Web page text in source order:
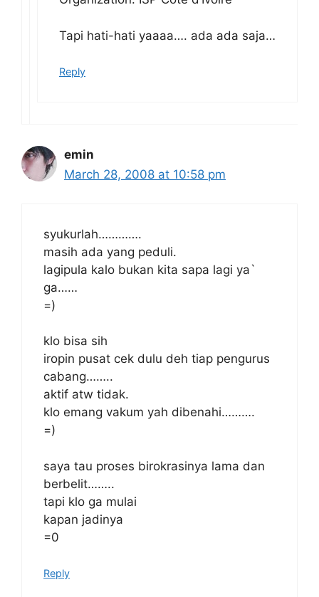
Tapi hati-hati yaaaa…. ada ada saja…
Reply
emin
March 28, 2008 at 10:58 pm
syukurlah………….
masih ada yang peduli.
lagipula kalo bukan kita sapa lagi ya`
ga……
=)
klo bisa sih
iropin pusat cek dulu deh tiap pengurus
cabang……..
aktif atw tidak.
klo emang vakum yah dibenahi……….
=)
saya tau proses birokrasinya lama dan
berbelit……..
tapi klo ga mulai
kapan jadinya
=0
Reply